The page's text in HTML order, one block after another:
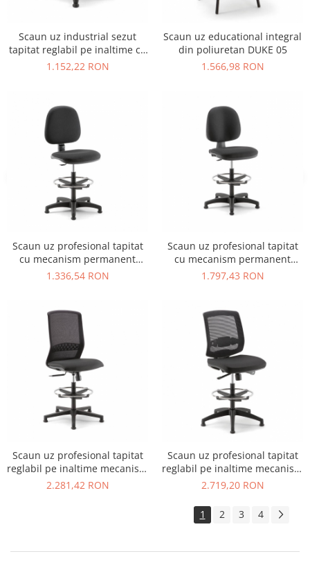
Accesorii
Blaturi de masa
Blaturi din metal
Blaturi din Topalit
Blaturi din lemn masiv
Blaturi din HPL Compact
Blaturi din piatra naturala si
compozit
Scaune profesionale
Scaun laborator
Scaune de lucru
Scaun uz industrial sezut
tapitat reglabil pe inaltime cu
lame fixe MEA SOFT 03 PG
1.152,22 RON
Scaun uz educational integral
din poliuretan DUKE 05
1.566,98 RON
Scaun uz profesional tapitat
cu mecanism permanent
contact VIKY STOOL 01 CP
1.336,54 RON
Scaun uz profesional tapitat
cu mecanism permanent
contact TIGER STOOL 01
1.797,43 RON
Scaun uz profesional tapitat
reglabil pe inaltime mecanism
multi-block TEKNA STOOL 01
2.281,42 RON
Scaun uz profesional tapitat
reglabil pe inaltime mecanism
multi-block NEW MALICE
2.719,20 RON
1 2 3 4